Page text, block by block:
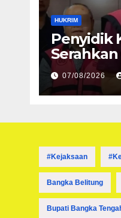
HUKRIM
Penyidik
Serahkan
Barang
Perkara
Jakarta
07/08/2026
#kejaksaan
Bangka Belitung
Bupati Bangka